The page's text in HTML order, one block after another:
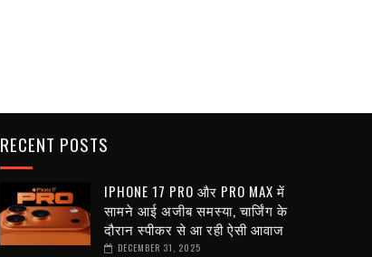
RECENT POSTS
IPHONE 17 PRO और PRO MAX में
सामने आई अजीब समस्या, चार्जिंग के
दौरान स्पीकर से आ रही ऐसी आवाज
DECEMBER 31, 2025